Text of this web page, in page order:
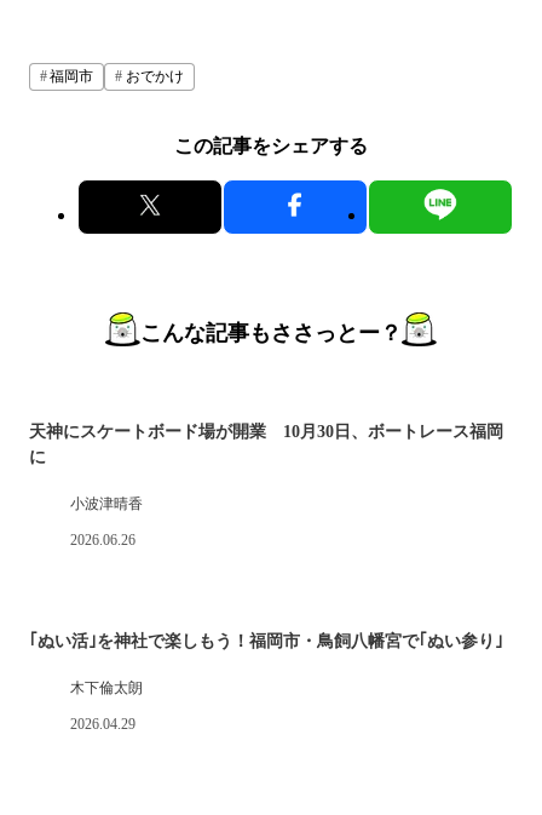
福岡市 おでかけ
この記事をシェアする
こんな記事もささっとー？
天神にスケートボード場が開業 10月30日、ボートレース福岡
に
小波津晴香
2026.06.26
｢ぬい活｣を神社で楽しもう！福岡市・鳥飼八幡宮で｢ぬい参り｣
木下倫太朗
2026.04.29